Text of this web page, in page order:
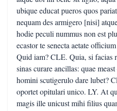
ubique educat pueros quos
nequam des armigero [nisi]
hodie peculi nummus non est
ecastor te senecta aetate
Quid iam? CLE. Quia, si facias
sinas curare ancillas: quae
homini scutigerulo dare lubet?
oportet opitulari unico. LY. At
magis ille unicust mihi filius